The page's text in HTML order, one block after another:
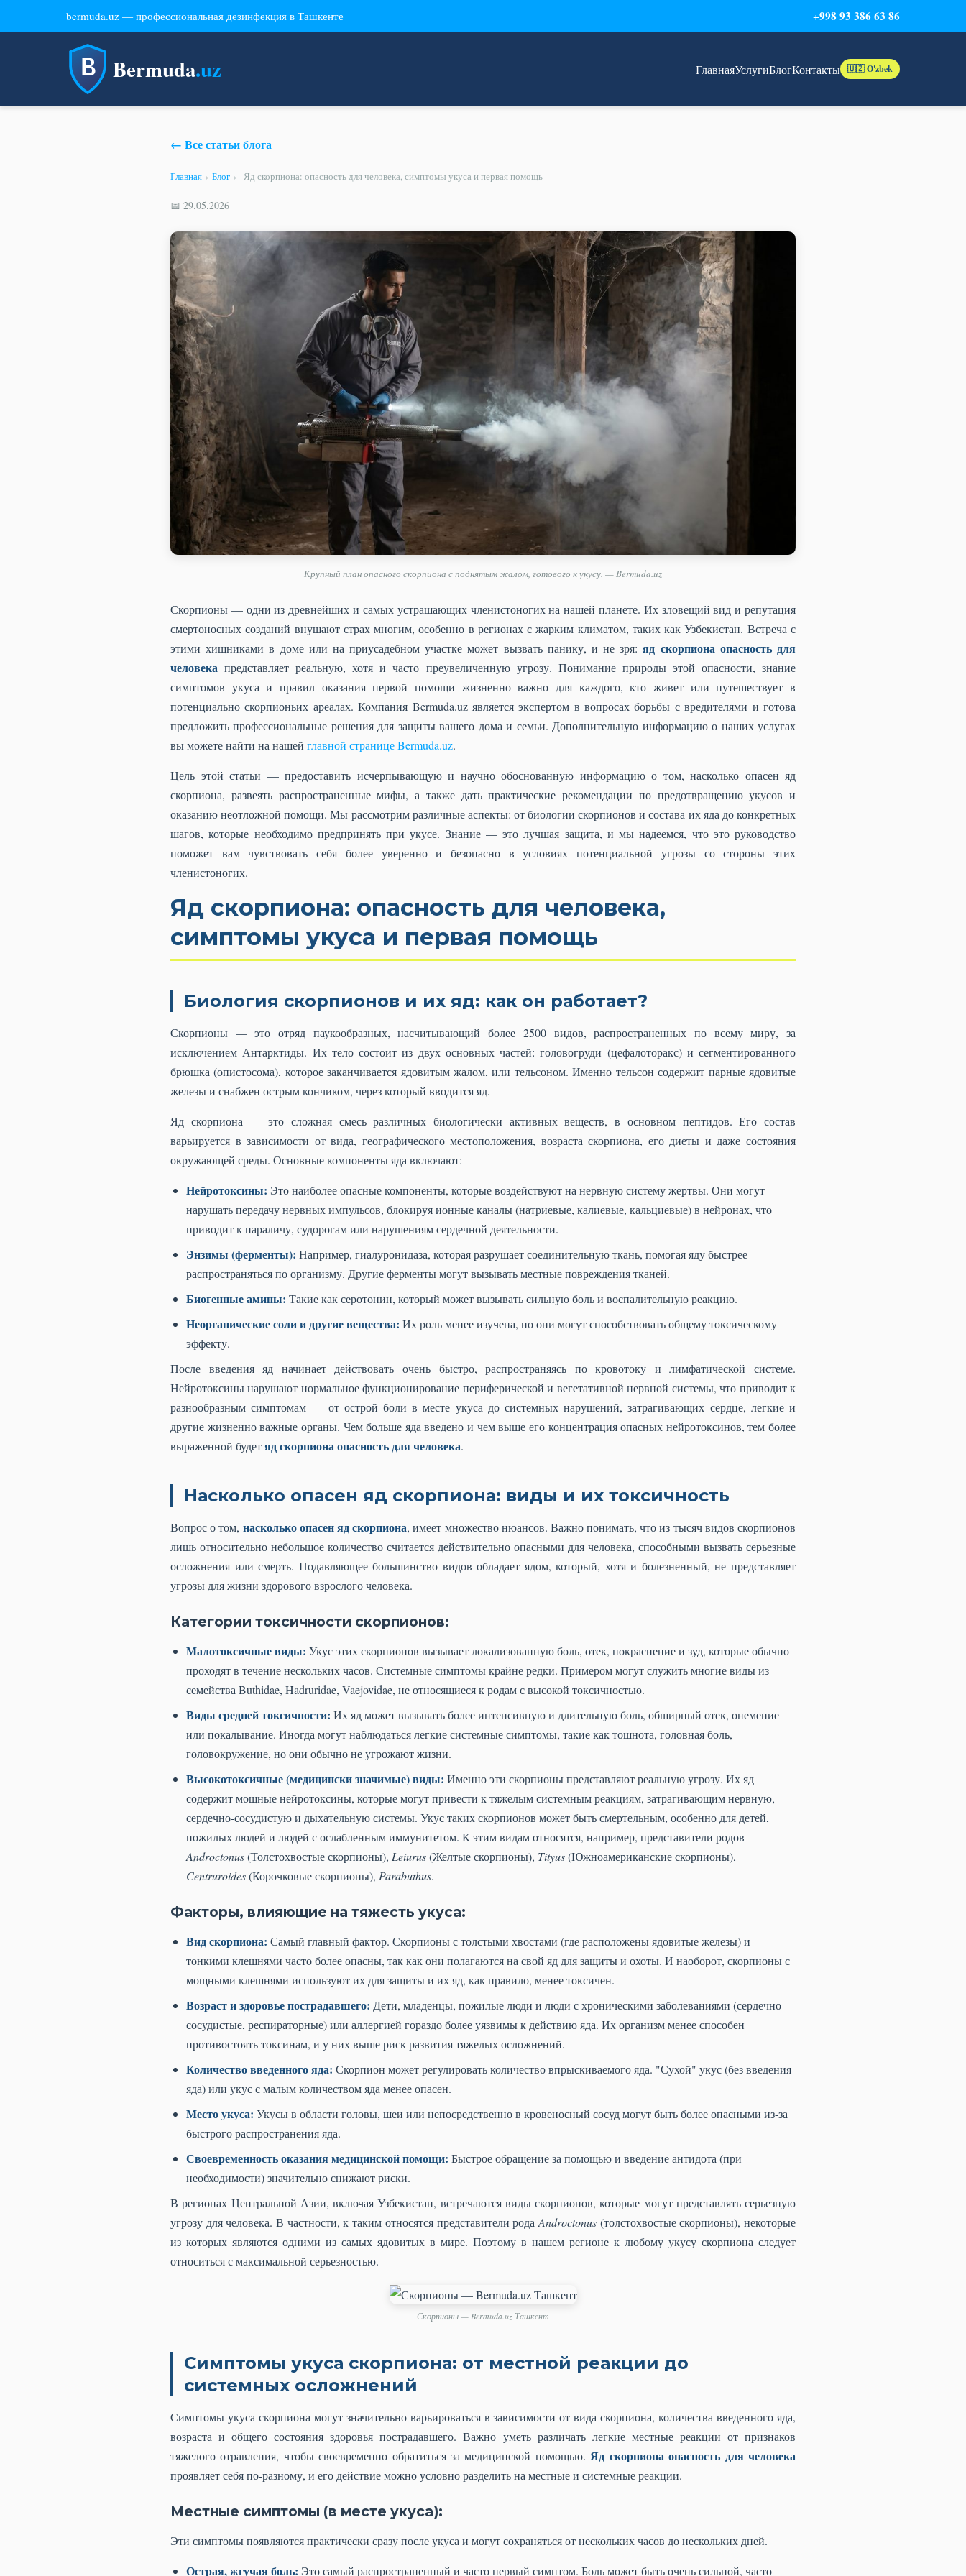
bermuda.uz — профессиональная дезинфекция в Ташкенте +998 93 386 63 86
Bermuda.uz ГлавнаяУслугиБлогКонтакты 🇺🇿 O'zbek
← Все статьи блога
Главная › Блог › Яд скорпиона: опасность для человека, симптомы укуса и первая помощь
📅 29.05.2026
Крупный план опасного скорпиона с поднятым жалом, готового к укусу. — Bermuda.uz
Скорпионы — одни из древнейших и самых устрашающих членистоногих на нашей планете. Их зловещий вид и репутация
смертоносных созданий внушают страх многим, особенно в регионах с жарким климатом, таких как Узбекистан. Встреча с
этими хищниками в доме или на приусадебном участке может вызвать панику, и не зря:яд скорпиона опасность для
человека представляет реальную, хотя и часто преувеличенную угрозу. Понимание природы этой опасности, знание
симптомов укуса и правил оказания первой помощи жизненно важно для каждого, кто живет или путешествует в
потенциально скорпионьих ареалах. Компания Bermuda.uz является экспертом в вопросах борьбы с вредителями и готова
предложить профессиональные решения для защиты вашего дома и семьи. Дополнительную информацию о наших услугах
вы можете найти на нашей главной странице Bermuda.uz.
Цель этой статьи — предоставить исчерпывающую и научно обоснованную информацию о том, насколько опасен яд
скорпиона, развеять распространенные мифы, а также дать практические рекомендации по предотвращению укусов и
оказанию неотложной помощи. Мы рассмотрим различные аспекты: от биологии скорпионов и состава их яда до конкретных
шагов, которые необходимо предпринять при укусе. Знание — это лучшая защита, и мы надеемся, что это руководство
поможет вам чувствовать себя более уверенно и безопасно в условиях потенциальной угрозы со стороны этих
членистоногих.
Яд скорпиона: опасность для человека,
симптомы укуса и первая помощь
Биология скорпионов и их яд: как он работает?
Скорпионы — это отряд паукообразных, насчитывающий более 2500 видов, распространенных по всему миру, за
исключением Антарктиды. Их тело состоит из двух основных частей: головогруди (цефалоторакс) и сегментированного
брюшка (опистосома), которое заканчивается ядовитым жалом, или тельсоном. Именно тельсон содержит парные ядовитые
железы и снабжен острым кончиком, через который вводится яд.
Яд скорпиона — это сложная смесь различных биологически активных веществ, в основном пептидов. Его состав
варьируется в зависимости от вида, географического местоположения, возраста скорпиона, его диеты и даже состояния
окружающей среды. Основные компоненты яда включают:
Нейротоксины: Это наиболее опасные компоненты, которые воздействуют на нервную систему жертвы. Они могут
нарушать передачу нервных импульсов, блокируя ионные каналы (натриевые, калиевые, кальциевые) в нейронах, что
приводит к параличу, судорогам или нарушениям сердечной деятельности.
Энзимы (ферменты): Например, гиалуронидаза, которая разрушает соединительную ткань, помогая яду быстрее
распространяться по организму. Другие ферменты могут вызывать местные повреждения тканей.
Биогенные амины: Такие как серотонин, который может вызывать сильную боль и воспалительную реакцию.
Неорганические соли и другие вещества: Их роль менее изучена, но они могут способствовать общему токсическому
эффекту.
После введения яд начинает действовать очень быстро, распространяясь по кровотоку и лимфатической системе.
Нейротоксины нарушают нормальное функционирование периферической и вегетативной нервной системы, что приводит к
разнообразным симптомам — от острой боли в месте укуса до системных нарушений, затрагивающих сердце, легкие и
другие жизненно важные органы. Чем больше яда введено и чем выше его концентрация опасных нейротоксинов, тем более
выраженной будетяд скорпиона опасность для человека.
Насколько опасен яд скорпиона: виды и их токсичность
Вопрос о том, насколько опасен яд скорпиона, имеет множество нюансов. Важно понимать, что из тысяч видов скорпионов
лишь относительно небольшое количество считается действительно опасными для человека, способными вызвать серьезные
осложнения или смерть. Подавляющее большинство видов обладает ядом, который, хотя и болезненный, не представляет
угрозы для жизни здорового взрослого человека.
Категории токсичности скорпионов:
Малотоксичные виды: Укус этих скорпионов вызывает локализованную боль, отек, покраснение и зуд, которые обычно
проходят в течение нескольких часов. Системные симптомы крайне редки. Примером могут служить многие виды из
семейства Buthidae, Hadruridae, Vaejovidae, не относящиеся к родам с высокой токсичностью.
Виды средней токсичности: Их яд может вызывать более интенсивную и длительную боль, обширный отек, онемение
или покалывание. Иногда могут наблюдаться легкие системные симптомы, такие как тошнота, головная боль,
головокружение, но они обычно не угрожают жизни.
Высокотоксичные (медицински значимые) виды: Именно эти скорпионы представляют реальную угрозу. Их яд
содержит мощные нейротоксины, которые могут привести к тяжелым системным реакциям, затрагивающим нервную,
сердечно-сосудистую и дыхательную системы. Укус таких скорпионов может быть смертельным, особенно для детей,
пожилых людей и людей с ослабленным иммунитетом. К этим видам относятся, например, представители родов
Androctonus(Толстохвостые скорпионы), Leiurus(Желтые скорпионы), Tityus(Южноамериканские скорпионы),
Centruroides(Корочковые скорпионы), Parabuthus.
Факторы, влияющие на тяжесть укуса:
Вид скорпиона: Самый главный фактор. Скорпионы с толстыми хвостами (где расположены ядовитые железы) и
тонкими клешнями часто более опасны, так как они полагаются на свой яд для защиты и охоты. И наоборот, скорпионы с
мощными клешнями используют их для защиты и их яд, как правило, менее токсичен.
Возраст и здоровье пострадавшего: Дети, младенцы, пожилые люди и люди с хроническими заболеваниями (сердечно-
сосудистые, респираторные) или аллергией гораздо более уязвимы к действию яда. Их организм менее способен
противостоять токсинам, и у них выше риск развития тяжелых осложнений.
Количество введенного яда: Скорпион может регулировать количество впрыскиваемого яда. "Сухой" укус (без введения
яда) или укус с малым количеством яда менее опасен.
Место укуса: Укусы в области головы, шеи или непосредственно в кровеносный сосуд могут быть более опасными из-за
быстрого распространения яда.
Своевременность оказания медицинской помощи: Быстрое обращение за помощью и введение антидота (при
необходимости) значительно снижают риски.
В регионах Центральной Азии, включая Узбекистан, встречаются виды скорпионов, которые могут представлять серьезную
угрозу для человека. В частности, к таким относятся представители рода Androctonus(толстохвостые скорпионы), некоторые
из которых являются одними из самых ядовитых в мире. Поэтому в нашем регионе к любому укусу скорпиона следует
относиться с максимальной серьезностью.
Скорпионы — Bermuda.uz Ташкент
Симптомы укуса скорпиона: от местной реакции до
системных осложнений
Симптомы укуса скорпиона могут значительно варьироваться в зависимости от вида скорпиона, количества введенного яда,
возраста и общего состояния здоровья пострадавшего. Важно уметь различать легкие местные реакции от признаков
тяжелого отравления, чтобы своевременно обратиться за медицинской помощью. Яд скорпиона опасность для человека
проявляет себя по-разному, и его действие можно условно разделить на местные и системные реакции.
Местные симптомы (в месте укуса):
Эти симптомы появляются практически сразу после укуса и могут сохраняться от нескольких часов до нескольких дней.
Острая, жгучая боль: Это самый распространенный и часто первый симптом. Боль может быть очень сильной, часто